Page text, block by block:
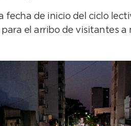
fecha de inicio del ciclo
el arribo de visitantes